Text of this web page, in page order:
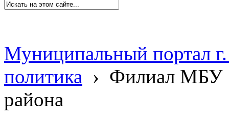
Муниципальный портал
политика › Филиал МБУ
района